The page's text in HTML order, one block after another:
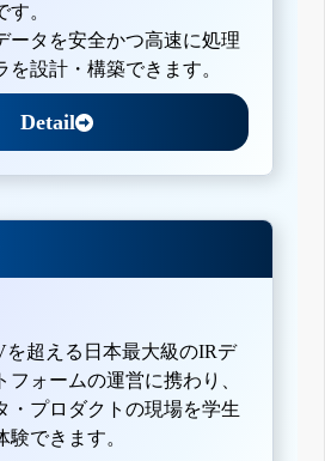
。
ータを安全かつ高速に処理
を設計・構築できます。
Detail
を超える日本最大級のIRデ
フォームの運営に携わり、
・プロダクトの現場を学生
験できます。